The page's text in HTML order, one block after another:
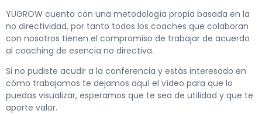
YUGROW cuenta con una metodología propia basada en la
no directividad, por tanto todos los coaches que colaboran
con nosotros tienen el compromiso de trabajar de acuerdo
al coaching de esencia no directiva.
Si no pudiste acudir a la conferencia y estás interesado en
cómo trabajamos te dejamos aquí el vídeo para que lo
puedas visualizar, esperamos que te sea de utilidad y que te
aporte valor.